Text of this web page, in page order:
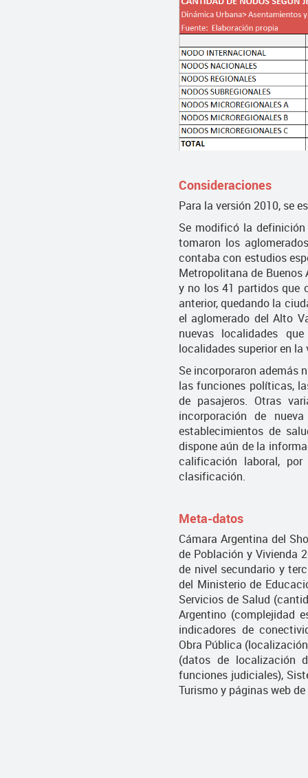
Consideraciones
Para la versión 2010, se
Se modificó la
tomaron los
contaba con estudios
Metropolitana de Buenos
y no los 41 partidos que
anterior, quedando la
el aglomerado del Alto
nuevas localidades
localidades superior en la
Se incorporaron además
las funciones políticas,
de pasajeros. Otras
incorporación de
establecimientos de
dispone aún de la
calificación laboral,
clasificación.
Meta-datos
Cámara Argentina del
de Población y Vivienda
de nivel secundario y
del Ministerio de
Servicios de Salud
Argentino (complejidad
indicadores de
Obra Pública
(datos de localización
funciones judiciales),
Turismo y páginas web